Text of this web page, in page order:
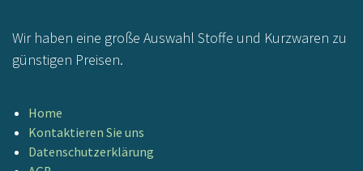
Wir haben eine große Auswahl Stoffe und Kurzwaren zu
günstigen Preisen.
Home
Kontaktieren Sie uns
Datenschutzerklärung